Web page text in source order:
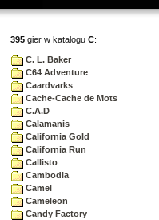
395 gier w katalogu C:
C. L. Baker
C64 Adventure
Caardvarks
Cache-Cache de Mots
C.A.D
Calamanis
California Gold
California Run
Callisto
Cambodia
Camel
Cameleon
Candy Factory